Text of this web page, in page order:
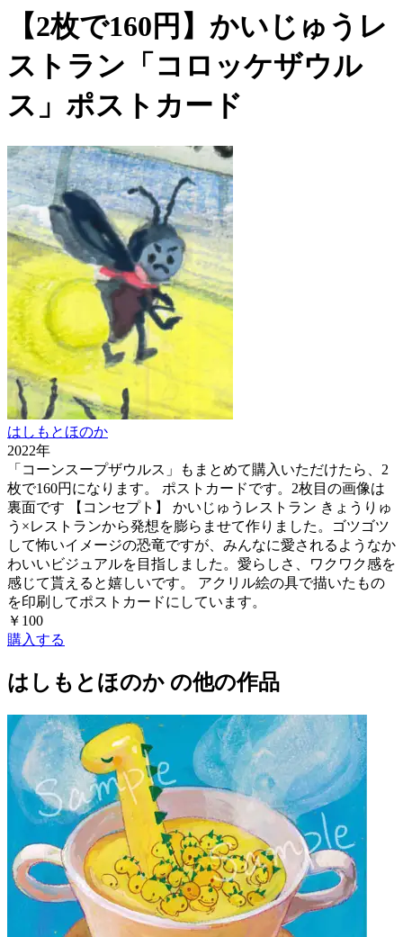
【2枚で160円】かいじゅうレ
ストラン「コロッケザウル
ス」ポストカード
はしもとほのか
2022年
「コーンスープザウルス」もまとめて購入いただけたら、2
枚で160円になります。 ポストカードです。2枚目の画像は
裏面です 【コンセプト】 かいじゅうレストラン きょうりゅ
う×レストランから発想を膨らませて作りました。ゴツゴツ
して怖いイメージの恐竜ですが、みんなに愛されるようなか
わいいビジュアルを目指しました。愛らしさ、ワクワク感を
感じて貰えると嬉しいです。 アクリル絵の具で描いたもの
を印刷してポストカードにしています。
￥100
購入する
はしもとほのか の他の作品